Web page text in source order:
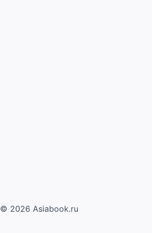
© 2026 Asiabook.ru